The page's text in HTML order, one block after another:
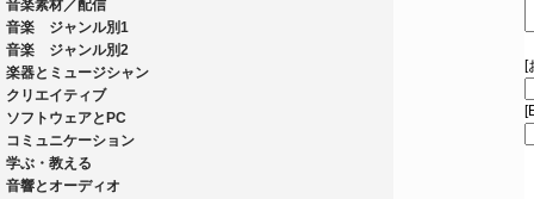
音楽素材／配信
音楽 ジャンル別1
音楽 ジャンル別2
楽器とミュージシャン
クリエイティブ
ソフトウェアとPC
コミュニケーション
学ぶ・教える
音響とオーディオ
[